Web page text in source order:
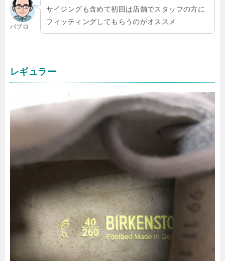
パブロ
サイジングも含めて初回は店舗でスタッフの方に
フィッティングしてもらうのがオススメ
レギュラー